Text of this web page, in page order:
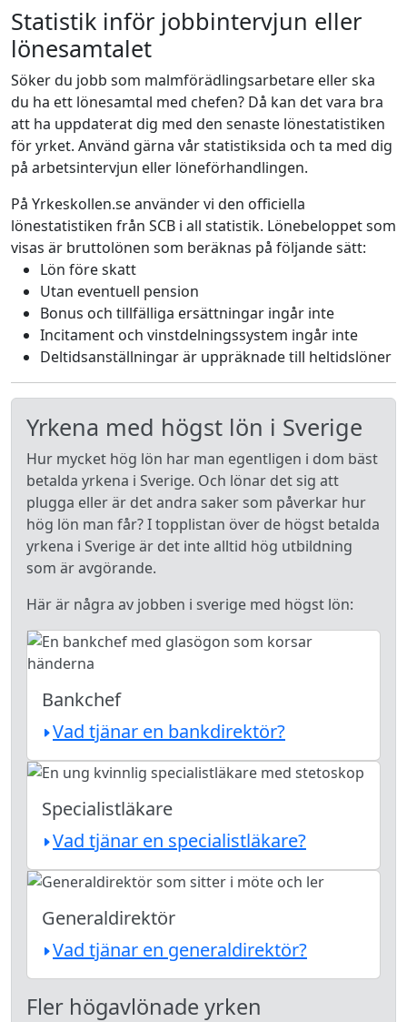
Statistik inför jobbintervjun eller
lönesamtalet
Söker du jobb som malmförädlingsarbetare eller ska
du ha ett lönesamtal med chefen? Då kan det vara bra
att ha uppdaterat dig med den senaste lönestatistiken
för yrket. Använd gärna vår statistiksida och ta med dig
på arbetsintervjun eller löneförhandlingen.
På Yrkeskollen.se använder vi den officiella
lönestatistiken från SCB i all statistik. Lönebeloppet som
visas är bruttolönen som beräknas på följande sätt:
Lön före skatt
Utan eventuell pension
Bonus och tillfälliga ersättningar ingår inte
Incitament och vinstdelningssystem ingår inte
Deltidsanställningar är uppräknade till heltidslöner
Yrkena med högst lön i Sverige
Hur mycket hög lön har man egentligen i dom bäst
betalda yrkena i Sverige. Och lönar det sig att
plugga eller är det andra saker som påverkar hur
hög lön man får? I topplistan över de högst betalda
yrkena i Sverige är det inte alltid hög utbildning
som är avgörande.
Här är några av jobben i sverige med högst lön:
Bankchef
Vad tjänar en bankdirektör?
Specialistläkare
Vad tjänar en specialistläkare?
Generaldirektör
Vad tjänar en generaldirektör?
Fler högavlönade yrken